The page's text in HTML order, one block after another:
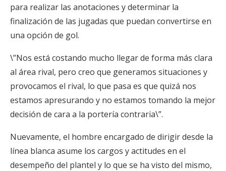
para realizar las anotaciones y determinar la
finalización de las jugadas que puedan convertirse en
una opción de gol.
\”Nos está costando mucho llegar de forma más clara
al área rival, pero creo que generamos situaciones y
provocamos el rival, lo que pasa es que quizá nos
estamos apresurando y no estamos tomando la mejor
decisión de cara a la portería contraria\”.
Nuevamente, el hombre encargado de dirigir desde la
línea blanca asume los cargos y actitudes en el
desempeño del plantel y lo que se ha visto del mismo,